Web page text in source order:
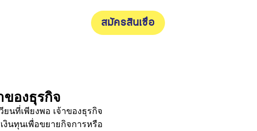
สมัครสินเชื่อ
องธุรกิจ
งินทุนเพื่อขยายกิจการหรือ